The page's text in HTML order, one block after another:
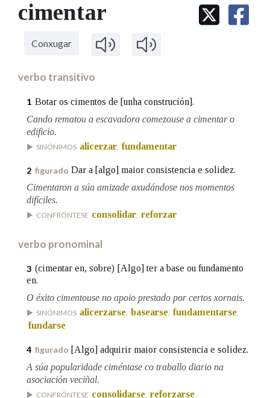
IDENTIDADE CORPORATIVA
MARCIAL DEL ADALID
CASA-MUSEO EMILIA PARDO
BAZÁN
FIGURAS HOMENAXEADAS
HISTORIA
60 ANOS DLG
Facebook
TwitterYoutubeInstagram
Bluesky
BUSCAR NOS LEMAS
Comeza por
Contén
BUSCAR NO CONTIDO
Nas definicións
Na fraseoloxía
OUTRAS OPCIÓNS DE BUSCA
Marcas gramaticais
cimentar
Conxugar
verbo transitivo
1 Botar os cimentos de [unha construción].
Cando rematou a escavadora comezouse a cimentar o
edificio.
SINÓNIMOS alicerzar fundamentar
2 figurado Dar a [algo] maior consistencia e solidez.
Cimentaron a súa amizade axudándose nos momentos
difíciles.
CONFRÓNTESE consolidar reforzar
verbo pronominal
3 (cimentar en, sobre) [Algo] ter a base ou fundamento
en.
O éxito cimentouse no apoio prestado por certos xornais.
SINÓNIMOS alicerzarse, basearse, fundamentarse,
fundarse
4 figurado [Algo] adquirir maior consistencia e solidez.
A súa popularidade ciméntase co traballo diario na
asociación veciñal.
CONFRÓNTESE consolidarse reforzarse